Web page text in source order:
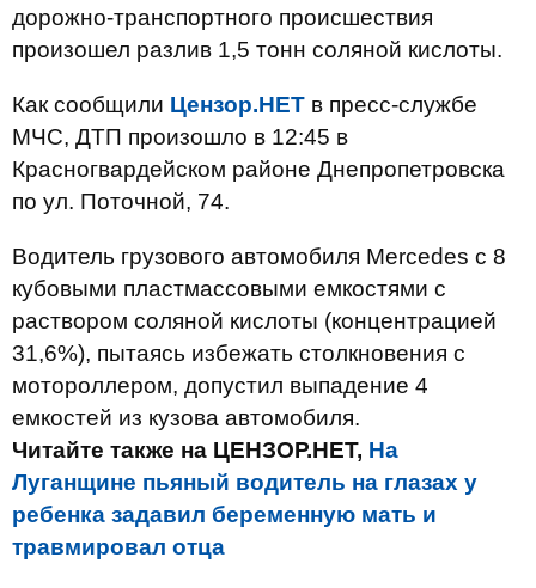
дорожно-транспортного происшествия
произошел разлив 1,5 тонн соляной кислоты.
Как сообщили Цензор.НЕТ в пресс-службе
МЧС, ДТП произошло в 12:45 в
Красногвардейском районе Днепропетровска
по ул. Поточной, 74.
Водитель грузового автомобиля Mercedes с 8
кубовыми пластмассовыми емкостями с
раствором соляной кислоты (концентрацией
31,6%), пытаясь избежать столкновения с
мотороллером, допустил выпадение 4
емкостей из кузова автомобиля.
Читайте также на ЦЕНЗОР.НЕТ, На
Луганщине пьяный водитель на глазах у
ребенка задавил беременную мать и
травмировал отца